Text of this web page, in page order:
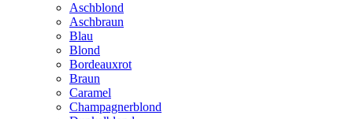
Aschblond
Aschbraun
Blau
Blond
Bordeauxrot
Braun
Caramel
Champagnerblond